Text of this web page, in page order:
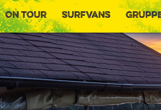
On Tour Surfvans